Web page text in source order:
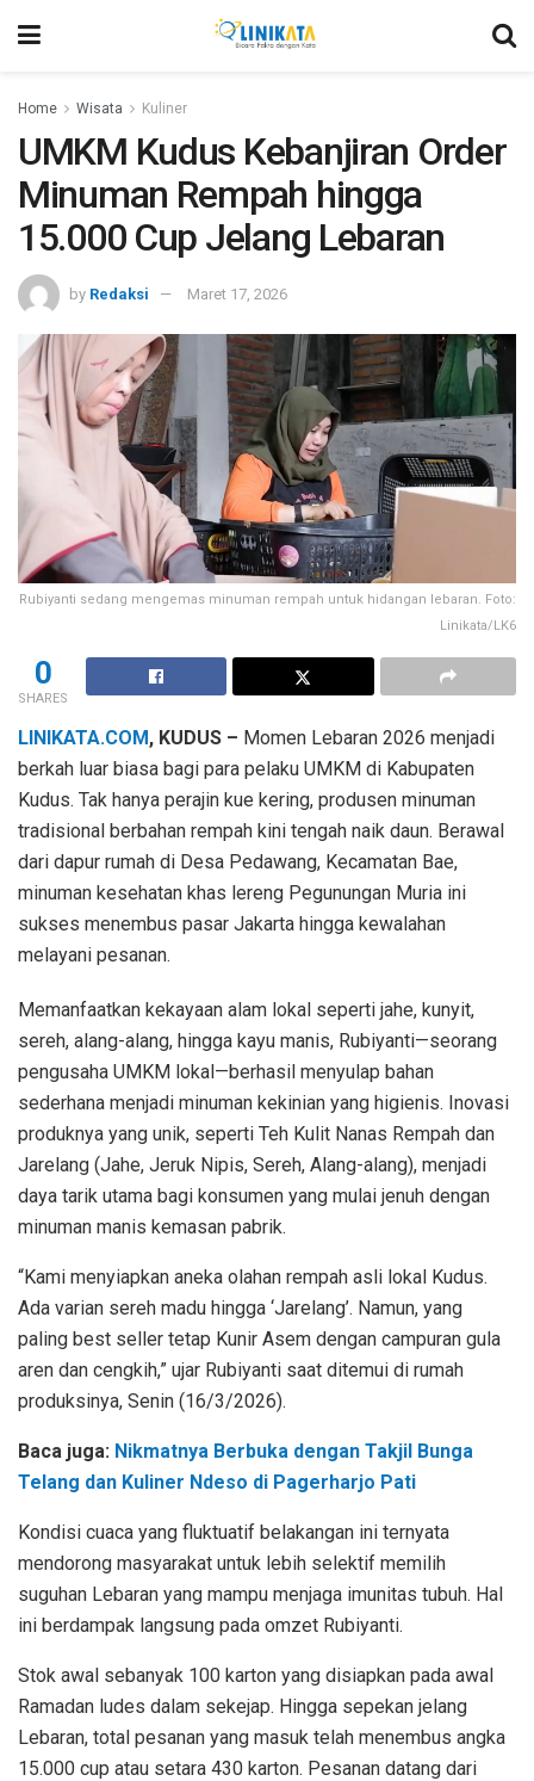
Home Wisata Kuliner
UMKM Kudus Kebanjiran Order
Minuman Rempah hingga
15.000 Cup Jelang Lebaran
by Redaksi Maret 17, 2026
Rubiyanti sedang mengemas minuman rempah untuk hidangan lebaran. Foto:
Linikata/LK6
0
SHARES
LINIKATA.COM, KUDUS – Momen Lebaran 2026 menjadi
berkah luar biasa bagi para pelaku UMKM di Kabupaten
Kudus. Tak hanya perajin kue kering, produsen minuman
tradisional berbahan rempah kini tengah naik daun. Berawal
dari dapur rumah di Desa Pedawang, Kecamatan Bae,
minuman kesehatan khas lereng Pegunungan Muria ini
sukses menembus pasar Jakarta hingga kewalahan
melayani pesanan.
Memanfaatkan kekayaan alam lokal seperti jahe, kunyit,
sereh, alang-alang, hingga kayu manis, Rubiyanti—seorang
pengusaha UMKM lokal—berhasil menyulap bahan
sederhana menjadi minuman kekinian yang higienis. Inovasi
produknya yang unik, seperti Teh Kulit Nanas Rempah dan
Jarelang (Jahe, Jeruk Nipis, Sereh, Alang-alang), menjadi
daya tarik utama bagi konsumen yang mulai jenuh dengan
minuman manis kemasan pabrik.
“Kami menyiapkan aneka olahan rempah asli lokal Kudus.
Ada varian sereh madu hingga ‘Jarelang’. Namun, yang
paling best seller tetap Kunir Asem dengan campuran gula
aren dan cengkih,” ujar Rubiyanti saat ditemui di rumah
produksinya, Senin (16/3/2026).
Baca juga: Nikmatnya Berbuka dengan Takjil Bunga
Telang dan Kuliner Ndeso di Pagerharjo Pati
Kondisi cuaca yang fluktuatif belakangan ini ternyata
mendorong masyarakat untuk lebih selektif memilih
suguhan Lebaran yang mampu menjaga imunitas tubuh. Hal
ini berdampak langsung pada omzet Rubiyanti.
Stok awal sebanyak 100 karton yang disiapkan pada awal
Ramadan ludes dalam sekejap. Hingga sepekan jelang
Lebaran, total pesanan yang masuk telah menembus angka
15.000 cup atau setara 430 karton. Pesanan datang dari